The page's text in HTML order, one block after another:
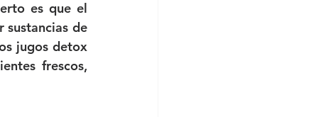
es que el
sustancias de
jugos detox
frescos,